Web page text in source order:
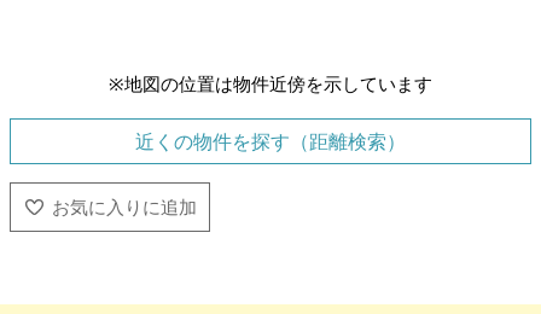
※地図の位置は物件近傍を示しています
近くの物件を探す（距離検索）